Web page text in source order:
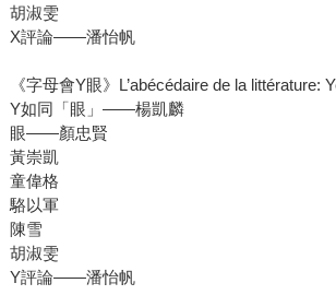
胡淑雯
X評論――潘怡帆
《字母會Y眼》L’abécédaire de la littérature:
Y如同「眼」――楊凱麟
眼――顏忠賢
黃崇凱
童偉格
駱以軍
陳雪
胡淑雯
Y評論――潘怡帆